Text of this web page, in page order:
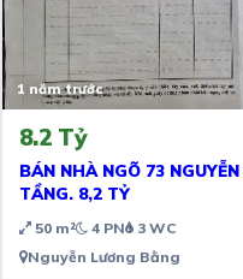
1 năm trước
8.2 Tỷ
BÁN NHÀ NGÕ 73
TẦNG. 8,2 TỶ
50 m² 4 PN 3 WC
Nguyễn Lương Bằng